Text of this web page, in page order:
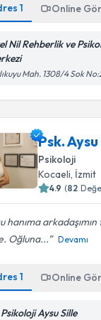
1 Online
Nil Rehberlik ve
Mah. 1308/4 Sok
Psk.
Psikoloji
Kocaeli, İzmit
4.9 (82
hanıma
Oğluna...
Devamı
1 Online
Aysu Sille